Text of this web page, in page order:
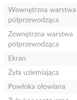
Wewnętrzna warstwa
półprzewodząca
Zewnętrzna warstwa
półprzewodząca
Ekran
Żyła uziemiająca
Powłoka ołowiana